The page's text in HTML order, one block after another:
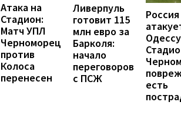
Атака на
Стадион:
Матч УПЛ
Черноморец
против
Колоса
перенесен
Ливерпуль
готовит 115
млн евро за
Барколя:
начало
переговоров
с ПСЖ
Россия
есть